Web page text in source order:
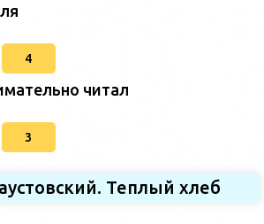
4
читал
3
Теплый хлеб